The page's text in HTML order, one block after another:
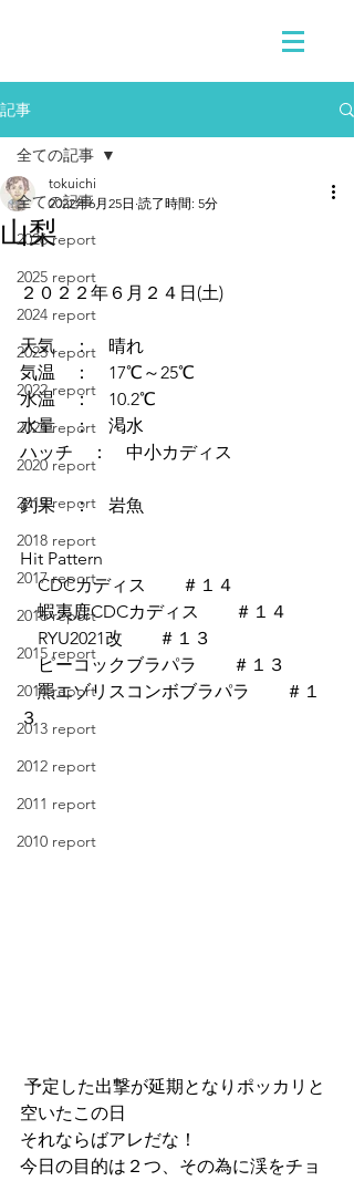
記事
全ての記事
2026 report
2025 report
2024 report
2023 report
2022 report
2021 report
2020 report
2019 report
2018 report
2017 report
2016 report
2015 report
2014 report
2013 report
2012 report
2011 report
2010 report
全ての記事
山梨
tokuichi
2022年6月25日 読了時間: 5分
２０２２年６月２４日(土)
天気　：　晴れ
気温　：　17℃～25℃
水温　：　10.2℃
水量　：　渇水
ハッチ　：　中小カディス
釣果　：　岩魚
Hit Pattern
CDCカディス　　＃１４
蝦夷鹿CDCカディス　　＃１４
RYU2021改　　＃１３
ピーコックブラパラ　　＃１３
羆エゾリスコンボブラパラ　　＃１
３
空いたこの日
それならばアレだな！
今日の目的は２つ、その為に渓をチョ